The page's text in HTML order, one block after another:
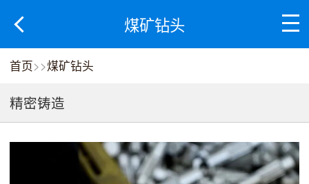
煤矿钻头
首页>>煤矿钻头
精密铸造